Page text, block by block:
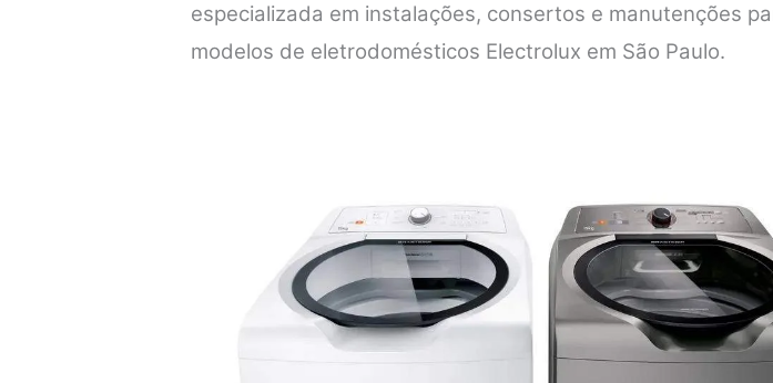
especializada em instalações, consertos e manutenções
modelos de eletrodomésticos Electrolux em São Paulo.